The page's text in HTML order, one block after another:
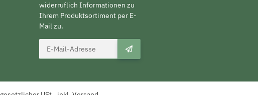
widerruflich Informationen zu
Ihrem Produktsortiment per E-
Mail zu.